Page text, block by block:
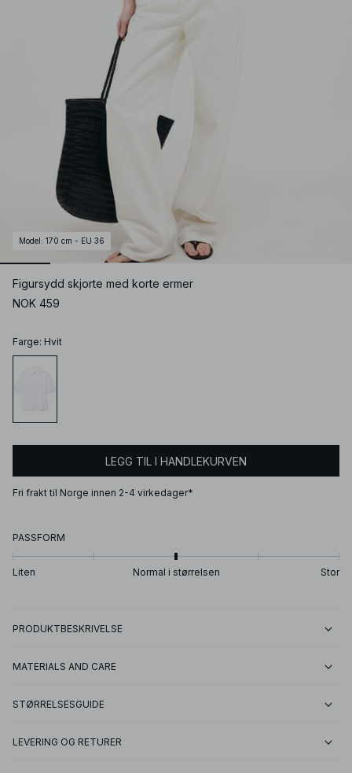
Model : 170 cm - EU 36
Figursydd skjorte med korte ermer
NOK 459
Farge: Hvit
LEGG TIL I HANDLEKURVEN
Fri frakt til Norge innen 2-4 virkedager*
PASSFORM
Liten Normal i størrelsen Stor
PRODUKTBESKRIVELSE
MATERIALS AND CARE
STØRRELSESGUIDE
LEVERING OG RETURER